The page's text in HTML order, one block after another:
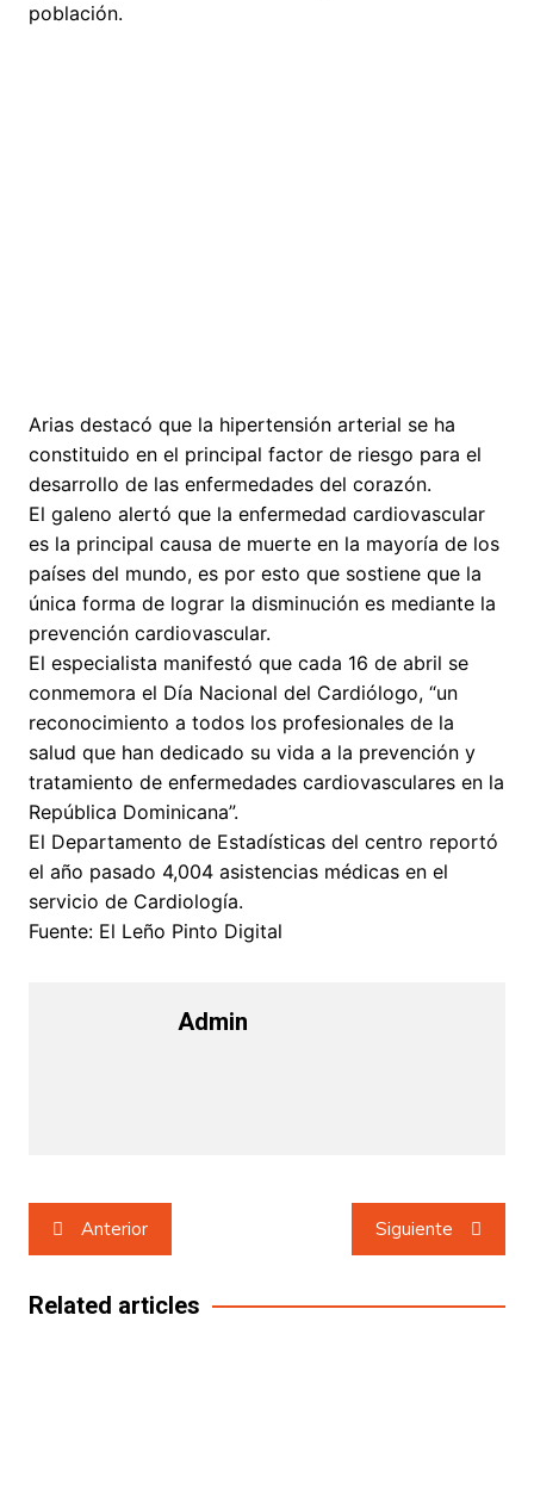
población.
Arias destacó que la hipertensión arterial se ha
constituido en el principal factor de riesgo para el
desarrollo de las enfermedades del corazón.
El galeno alertó que la enfermedad cardiovascular
es la principal causa de muerte en la mayoría de los
países del mundo, es por esto que sostiene que la
única forma de lograr la disminución es mediante la
prevención cardiovascular.
El especialista manifestó que cada 16 de abril se
conmemora el Día Nacional del Cardiólogo, “un
reconocimiento a todos los profesionales de la
salud que han dedicado su vida a la prevención y
tratamiento de enfermedades cardiovasculares en la
República Dominicana”.
El Departamento de Estadísticas del centro reportó
el año pasado 4,004 asistencias médicas en el
servicio de Cardiología.
Fuente: El Leño Pinto Digital
Admin
Navegación
de
entradas
Anterior Siguiente
Related articles